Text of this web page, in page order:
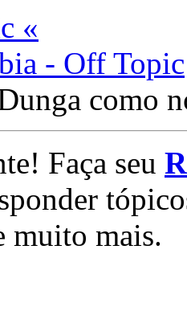
«
- Off Topic
como
Faça seu
muito mais.